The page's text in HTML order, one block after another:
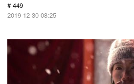
# 449
2019-12-30 08:25